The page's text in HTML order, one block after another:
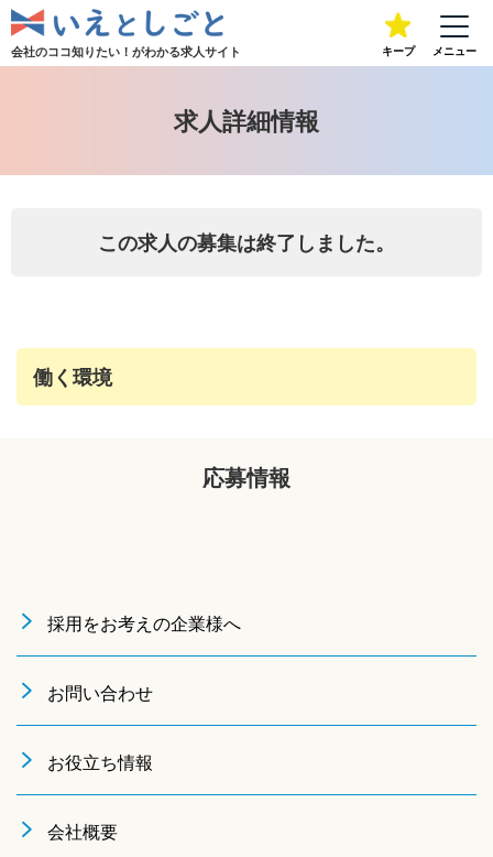
会社のココ知りたい！がわかる求人サイト キープ メニュー
求人詳細情報
この求人の募集は終了しました。
働く環境
応募情報
採用をお考えの企業様へ
お問い合わせ
お役立ち情報
会社概要